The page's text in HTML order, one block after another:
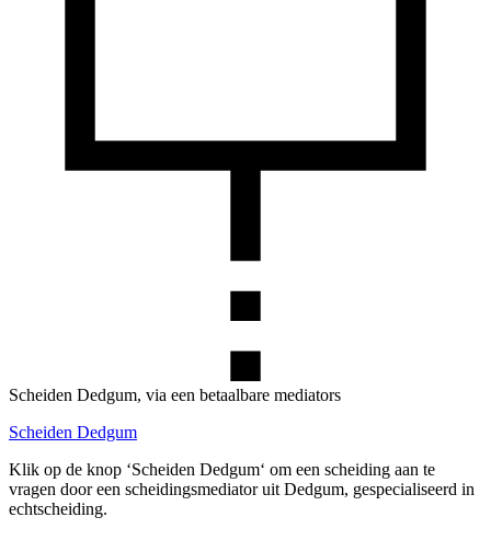
Scheiden Dedgum, via een betaalbare mediators
Scheiden Dedgum
Klik op de knop ‘Scheiden Dedgum‘ om een scheiding aan te
vragen door een scheidingsmediator uit Dedgum, gespecialiseerd in
echtscheiding.